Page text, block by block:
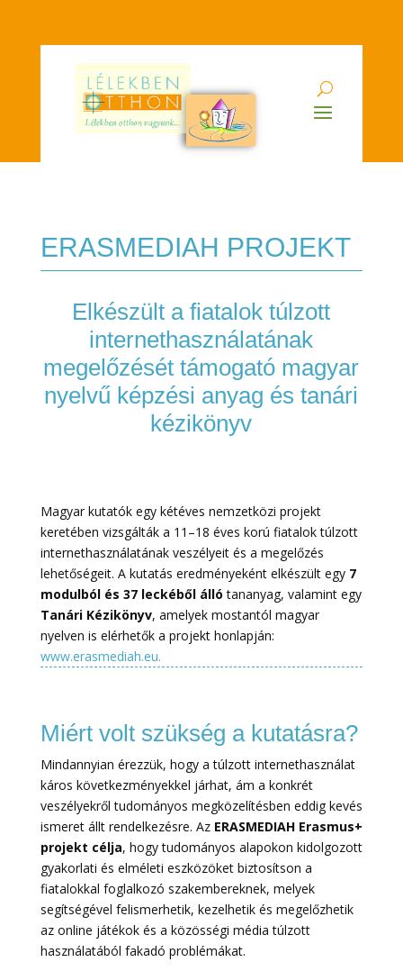
ERASMEDIAH PROJEKT
Elkészült a fiatalok túlzott
internethasználatának
megelőzését támogató magyar
nyelvű képzési anyag és tanári
kézikönyv
Magyar kutatók egy kétéves nemzetközi projekt
keretében vizsgálták a 11–18 éves korú fiatalok túlzott
internethasználatának veszélyeit és a megelőzés
lehetőségeit. A kutatás eredményeként elkészült egy 7
modulból és 37 leckéből álló tananyag, valamint egy
Tanári Kézikönyv, amelyek mostantól magyar
nyelven is elérhetők a projekt honlapján:
www.erasmediah.eu.
Miért volt szükség a kutatásra?
Mindannyian érezzük, hogy a túlzott internethasználat
káros következményekkel járhat, ám a konkrét
veszélyekről tudományos megközelítésben eddig kevés
ismeret állt rendelkezésre. Az ERASMEDIAH Erasmus+
projekt célja, hogy tudományos alapokon kidolgozott
gyakorlati és elméleti eszközöket biztosítson a
fiatalokkal foglalkozó szakembereknek, melyek
segítségével felismerhetik, kezelhetik és megelőzhetik
az online játékok és a közösségi média túlzott
használatából fakadó problémákat.